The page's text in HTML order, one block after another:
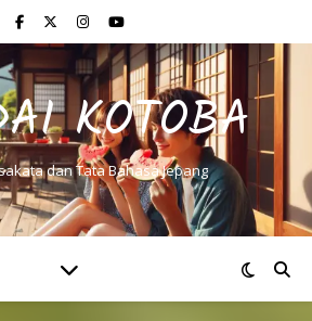
KOTOBA
dan Tata Bahasa Jepang